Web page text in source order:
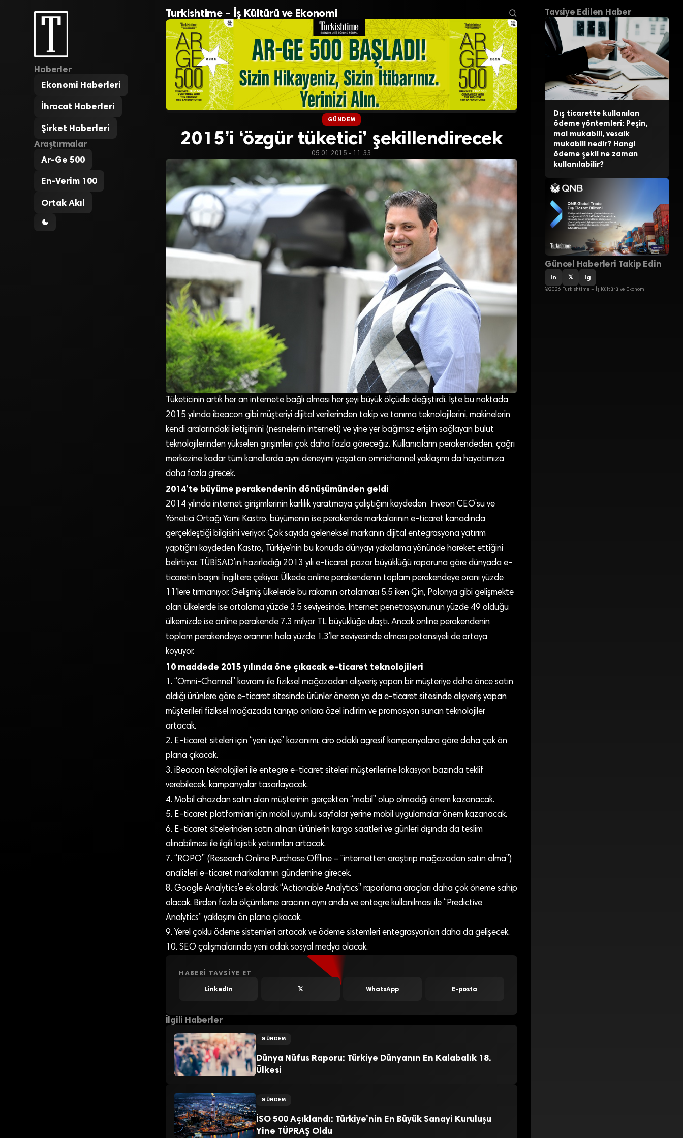
Haberler
Ekonomi Haberleri
İhracat Haberleri
Şirket Haberleri
Araştırmalar
Ar-Ge 500
En-Verim 100
Ortak Akıl
Turkishtime – İş Kültürü ve Ekonomi
GÜNDEM
2015’i ‘özgür tüketici’ şekillendirecek
05.01.2015 - 11:33
Tüketicinin artık her an internete bağlı olması her şeyi büyük ölçüde değiştirdi. İşte bu noktada
2015 yılında ibeacon gibi müşteriyi dijital verilerinden takip ve tanıma teknolojilerini, makinelerin
kendi aralarındaki iletişimini (nesnelerin interneti) ve yine yer bağımsız erişim sağlayan bulut
teknolojilerinden yükselen girişimleri çok daha fazla göreceğiz. Kullanıcıların perakendeden, çağrı
merkezine kadar tüm kanallarda aynı deneyimi yaşatan omnichannel yaklaşımı da hayatımıza
daha fazla girecek.
2014’te büyüme perakendenin dönüşümünden geldi
2014 yılında internet girişimlerinin karlılık yaratmaya çalıştığını kaydeden Inveon CEO’su ve
Yönetici Ortağı Yomi Kastro, büyümenin ise perakende markalarının e-ticaret kanadında
gerçekleştiği bilgisini veriyor. Çok sayıda geleneksel markanın dijital entegrasyona yatırım
yaptığını kaydeden Kastro, Türkiye’nin bu konuda dünyayı yakalama yönünde hareket ettiğini
belirtiyor. TÜBİSAD’ın hazırladığı 2013 yılı e-ticaret pazar büyüklüğü raporuna göre dünyada e-
ticaretin başını İngiltere çekiyor. Ülkede online perakendenin toplam perakendeye oranı yüzde
11’lere tırmanıyor. Gelişmiş ülkelerde bu rakamın ortalaması 5.5 iken Çin, Polonya gibi gelişmekte
olan ülkelerde ise ortalama yüzde 3.5 seviyesinde. Internet penetrasyonunun yüzde 49 olduğu
ülkemizde ise online perakende 7.3 milyar TL büyüklüğe ulaştı. Ancak online perakendenin
toplam perakendeye oranının hala yüzde 1.3’ler seviyesinde olması potansiyeli de ortaya
koyuyor.
10 maddede 2015 yılında öne çıkacak e-ticaret teknolojileri
1. “Omni-Channel” kavramı ile fiziksel mağazadan alışveriş yapan bir müşteriye daha önce satın
aldığı ürünlere göre e-ticaret sitesinde ürünler öneren ya da e-ticaret sitesinde alışveriş yapan
müşterileri fiziksel mağazada tanıyıp onlara özel indirim ve promosyon sunan teknolojiler
artacak.
2. E-ticaret siteleri için “yeni üye” kazanımı, ciro odaklı agresif kampanyalara göre daha çok ön
plana çıkacak.
3. iBeacon teknolojileri ile entegre e-ticaret siteleri müşterilerine lokasyon bazında teklif
verebilecek, kampanyalar tasarlayacak.
4. Mobil cihazdan satın alan müşterinin gerçekten “mobil” olup olmadığı önem kazanacak.
5. E-ticaret platformları için mobil uyumlu sayfalar yerine mobil uygulamalar önem kazanacak.
6. E-ticaret sitelerinden satın alınan ürünlerin kargo saatleri ve günleri dışında da teslim
alınabilmesi ile ilgili lojistik yatırımları artacak.
7. “ROPO” (Research Online Purchase Offline – “internetten araştırıp mağazadan satın alma”)
analizleri e-ticaret markalarının gündemine girecek.
8. Google Analytics’e ek olarak “Actionable Analytics” raporlama araçları daha çok öneme sahip
olacak. Birden fazla ölçümleme aracının aynı anda ve entegre kullanılması ile “Predictive
Analytics” yaklaşımı ön plana çıkacak.
9. Yerel çoklu ödeme sistemleri artacak ve ödeme sistemleri entegrasyonları daha da gelişecek.
10. SEO çalışmalarında yeni odak sosyal medya olacak.
HABERI TAVSIYE ET
LinkedIn 𝕏 WhatsApp E-posta
İlgili Haberler
GÜNDEM
Dünya Nüfus Raporu: Türkiye Dünyanın En Kalabalık 18.
Ülkesi
GÜNDEM
İSO 500 Açıklandı: Türkiye’nin En Büyük Sanayi Kuruluşu
Yine TÜPRAŞ Oldu
Tavsiye Edilen Haber
Dış ticarette kullanılan
ödeme yöntemleri: Peşin,
mal mukabili, vesaik
mukabili nedir? Hangi
ödeme şekli ne zaman
kullanılabilir?
Güncel Haberleri Takip Edin
in 𝕏 ig
©2026 Turkishtime – İş Kültürü ve Ekonomi